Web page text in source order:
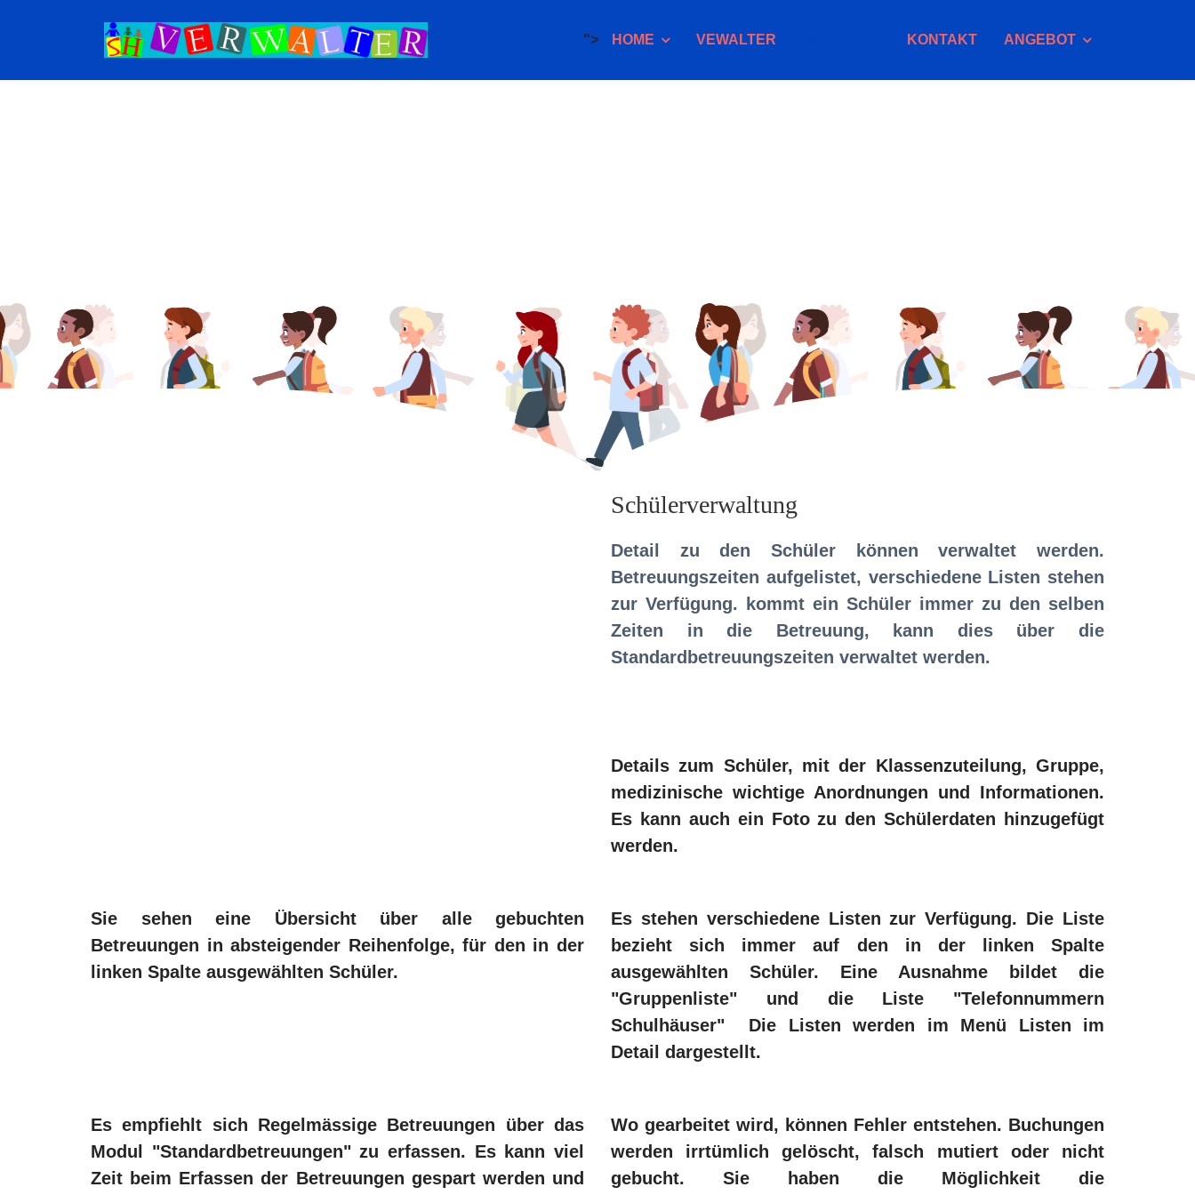
"> HOME VEWALTER KONTAKT ANGEBOT
Schülerverwaltung
Detail zu den Schüler können verwaltet werden.
Betreuungszeiten aufgelistet, verschiedene Listen stehen
zur Verfügung. kommt ein Schüler immer zu den selben
Zeiten in die Betreuung, kann dies über die
Standardbetreuungszeiten verwaltet werden.
Details zum Schüler, mit der Klassenzuteilung, Gruppe,
medizinische wichtige Anordnungen und Informationen.
Es kann auch ein Foto zu den Schülerdaten hinzugefügt
werden.
Sie sehen eine Übersicht über alle gebuchten
Betreuungen in absteigender Reihenfolge, für den in der
linken Spalte ausgewählten Schüler.
Es stehen verschiedene Listen zur Verfügung. Die Liste
bezieht sich immer auf den in der linken Spalte
ausgewählten Schüler. Eine Ausnahme bildet die
"Gruppenliste" und die Liste "Telefonnummern
Schulhäuser" Die Listen werden im Menü Listen im
Detail dargestellt.
Es empfiehlt sich Regelmässige Betreuungen über das
Modul "Standardbetreuungen" zu erfassen. Es kann viel
Zeit beim Erfassen der Betreuungen gespart werden und
Wo gearbeitet wird, können Fehler entstehen. Buchungen
werden irrtümlich gelöscht, falsch mutiert oder nicht
gebucht. Sie haben die Möglichkeit die